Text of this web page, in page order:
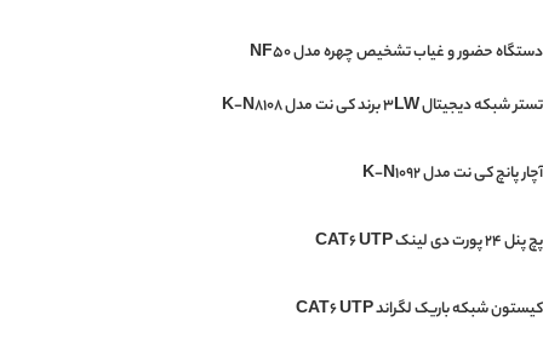
دستگاه حضور و غیاب تشخیص چهره مدل NF50
تستر شبکه دیجیتال 3LW برند کی نت مدل K-N8108
آچار پانچ کی نت مدل K-N1092
پچ پنل 24 پورت دی لینک CAT6 UTP
کیستون شبکه باریک لگراند CAT6 UTP